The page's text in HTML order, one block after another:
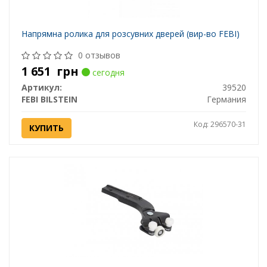
Напрямна ролика для розсувних дверей (вир-во FEBI)
0 отзывов
1 651 грн
сегодня
Артикул:
39520
FEBI BILSTEIN
Германия
КУПИТЬ Код: 296570-31